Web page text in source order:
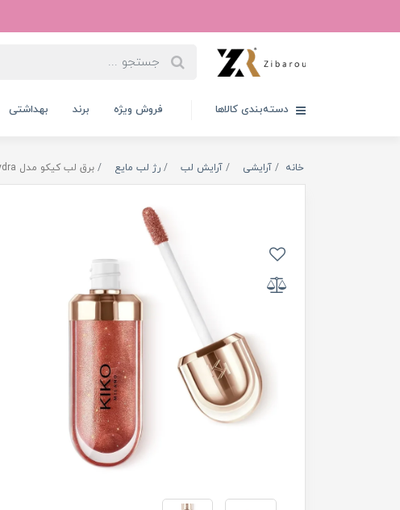
دسته‌بندی کالاها فروش ویژه برند بهداشتی
خانه آرایشی آرایش لب رژ لب مایع برق لب کیکو مدل 3D Hydra رنگ 45 Enchanting Rosewood^